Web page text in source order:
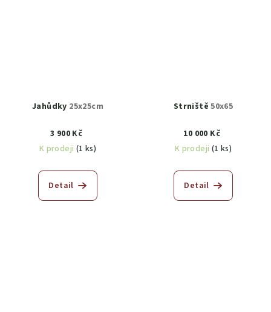
Jahůdky 25x25cm
3 900 Kč
K prodeji (1 ks)
Detail
Strniště50x65
10 000 Kč
K prodeji (1 ks)
Detail